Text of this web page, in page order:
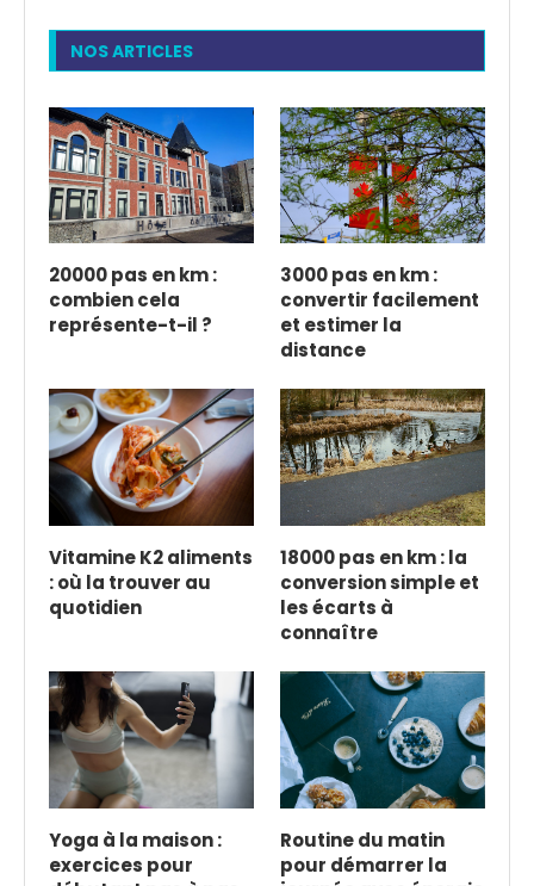
NOS ARTICLES
20000 pas en km :
combien cela
représente-t-il ?
3000 pas en km :
convertir facilement
et estimer la
distance
Vitamine K2 aliments
: où la trouver au
quotidien
18000 pas en km : la
conversion simple et
les écarts à
connaître
Yoga à la maison :
exercices pour
Routine du matin
pour démarrer la